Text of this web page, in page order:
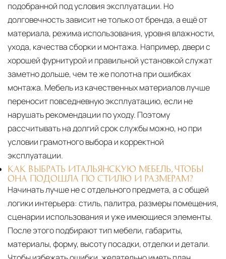
подобранной под условия эксплуатации. Но
долговечность зависит не только от бренда, а ещё от
материала, режима использования, уровня влажности,
ухода, качества сборки и монтажа. Например, двери с
хорошей фурнитурой и правильной установкой служат
заметно дольше, чем те же полотна при ошибках
монтажа. Мебель из качественных материалов лучше
переносит повседневную эксплуатацию, если не
нарушать рекомендации по уходу. Поэтому
рассчитывать на долгий срок службы можно, но при
условии грамотного выбора и корректной
эксплуатации.
КАК ВЫБРАТЬ ИТАЛЬЯНСКУЮ МЕБЕЛЬ, ЧТОБЫ
ОНА ПОДОШЛА ПО СТИЛЮ И РАЗМЕРАМ?
Начинать лучше не с отдельного предмета, а с общей
логики интерьера: стиль, палитра, размеры помещения,
сценарии использования и уже имеющиеся элементы.
После этого подбирают тип мебели, габариты,
материалы, форму, высоту посадки, отделки и детали.